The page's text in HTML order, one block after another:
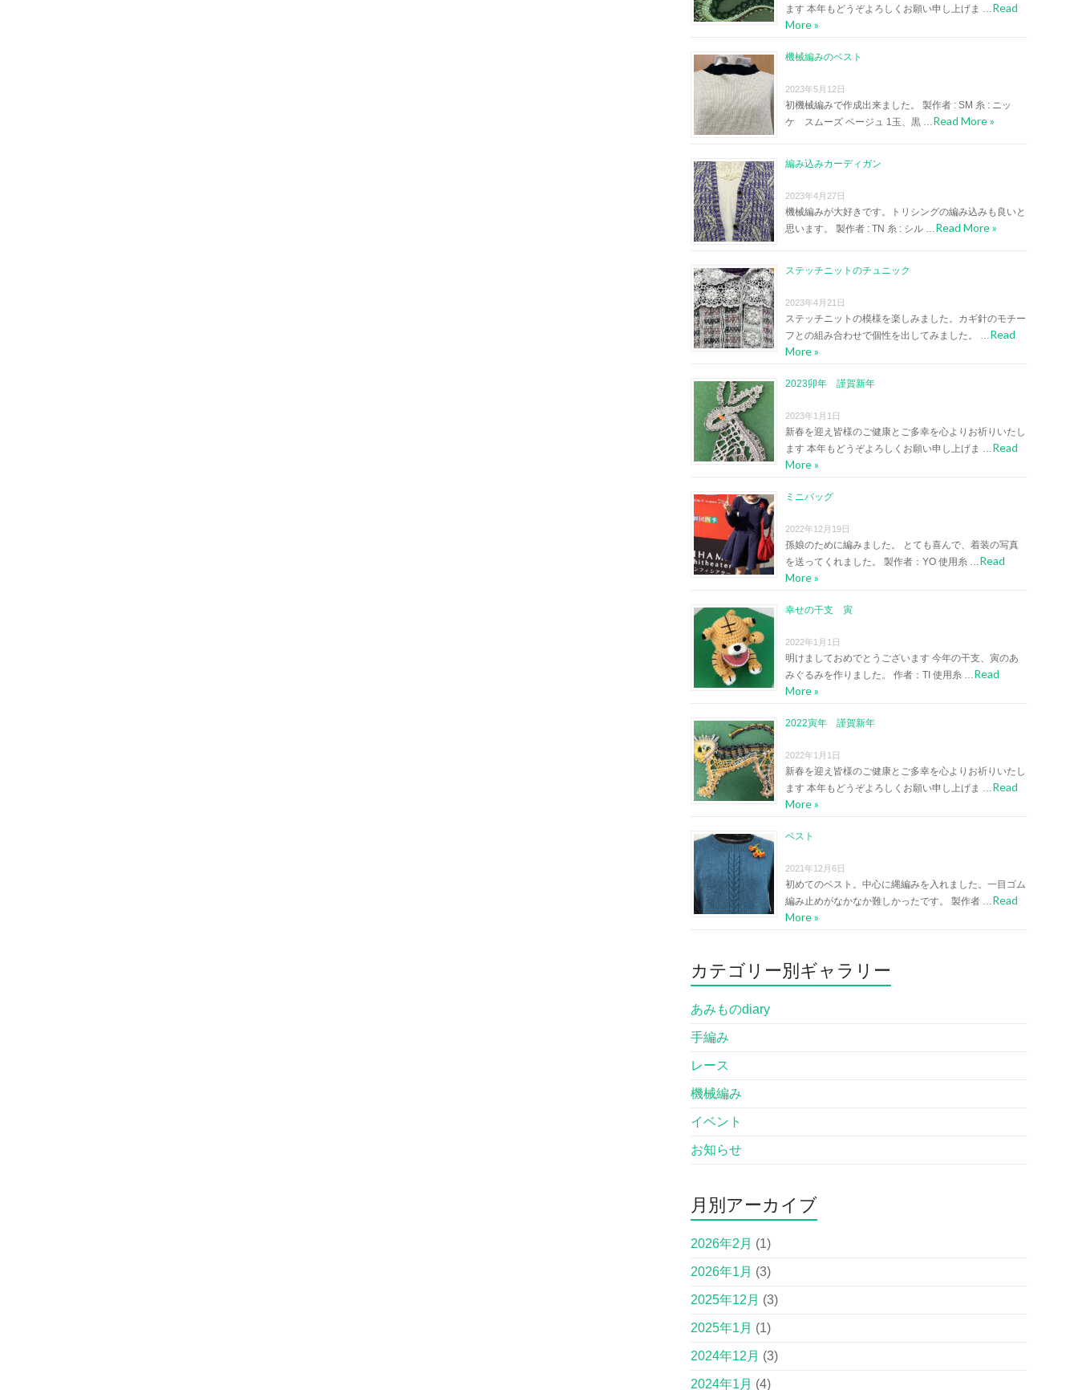
ます 本年もどうぞよろしくお願い申し上げま …Read
More »
機械編みのベスト
2023年5月12日
初機械編みで作成出来ました。 製作者 : SM 糸 : ニッ
ケ スムーズ ベージュ 1玉、黒 …Read More »
編み込みカーディガン
2023年4月27日
機械編みが大好きです。トリシングの編み込みも良いと
思います。 製作者 : TN 糸 : シル …Read More »
ステッチニットのチュニック
2023年4月21日
ステッチニットの模様を楽しみました。カギ針のモチー
フとの組み合わせで個性を出してみました。 …Read
More »
2023卯年 謹賀新年
2023年1月1日
新春を迎え皆様のご健康とご多幸を心よりお祈りいたし
ます 本年もどうぞよろしくお願い申し上げま …Read
More »
ミニバッグ
2022年12月19日
孫娘のために編みました。 とても喜んで、着装の写真
を送ってくれました。 製作者：YO 使用糸 …Read
More »
幸せの干支 寅
2022年1月1日
明けましておめでとうございます 今年の干支、寅のあ
みぐるみを作りました。 作者：TI 使用糸 …Read
More »
2022寅年 謹賀新年
2022年1月1日
新春を迎え皆様のご健康とご多幸を心よりお祈りいたし
ます 本年もどうぞよろしくお願い申し上げま …Read
More »
ベスト
2021年12月6日
初めてのベスト。中心に縄編みを入れました。一目ゴム
編み止めがなかなか難しかったです。 製作者 …Read
More »
カテゴリー別ギャラリー
あみものdiary
手編み
レース
機械編み
イベント
お知らせ
月別アーカイブ
2026年2月 (1)
2026年1月 (3)
2025年12月 (3)
2025年1月 (1)
2024年12月 (3)
2024年1月 (4)